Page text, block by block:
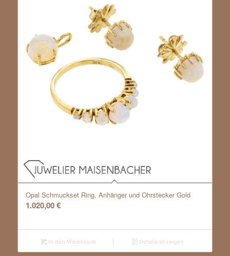
Opal Schmuckset Ring, Anhänger und Ohrstecker Gold
1.020,00€
In den Warenkorb Details anzeigen